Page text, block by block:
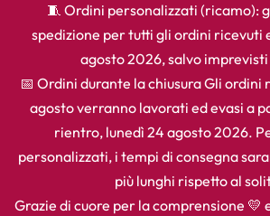
🧵 Ordini personalizzati (ricamo):
spedizione per tutti gli ordini ricevuti
agosto 2026, salvo
📅 Ordini durante la chiusura Gli ordini
agosto verranno lavorati ed evasi a
rientro, lunedì 24 agosto 2026.
personalizzati, i tempi di consegna
più lunghi rispetto al
Grazie di cuore per la comprensione 💛